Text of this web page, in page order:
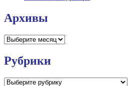
Архивы
Архивы
Рубрики
Рубрики